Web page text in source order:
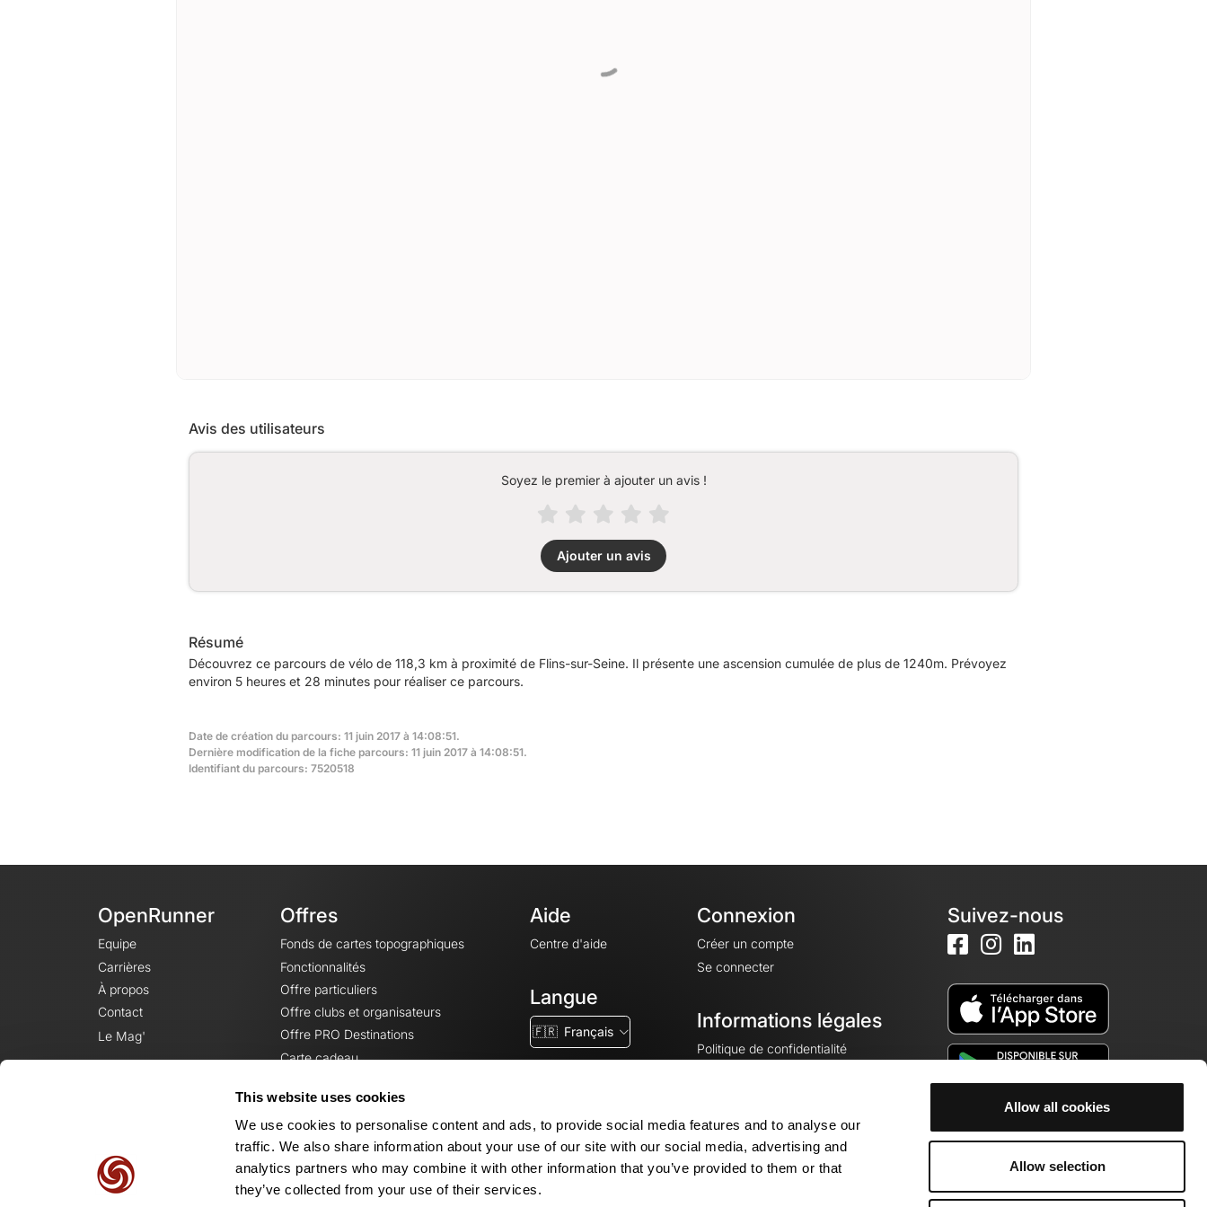
This website uses cookies
We use cookies to personalise content and ads, to provide social media features and to analyse our
traffic. We also share information about your use of our site with our social media, advertising and
analytics partners who may combine it with other information that you’ve provided to them or that
they’ve collected from your use of their services.
Allow all cookies
Allow selection
Avis des utilisateurs
Soyez le premier à ajouter un avis !
Ajouter un avis
Résumé
Découvrez ce parcours de vélo de 118,3 km à proximité de Flins-sur-Seine. Il présente une ascension cumulée de plus de 1240m. Prévoyez
environ 5 heures et 28 minutes pour réaliser ce parcours.
Date de création du parcours: 11 juin 2017 à 14:08:51.
Dernière modification de la fiche parcours: 11 juin 2017 à 14:08:51.
Identifiant du parcours: 7520518
OpenRunner
Equipe
Carrières
À propos
Contact
Le Mag'
Offres
Fonds de cartes topographiques
Fonctionnalités
Offre particuliers
Offre clubs et organisateurs
Offre PRO Destinations
Carte cadeau
Aide
Centre d'aide
Langue
🇫🇷 Français
Connexion
Créer un compte
Se connecter
Informations légales
Politique de confidentialité
Mentions légales
Paramètres des cookies
Suivez-nous